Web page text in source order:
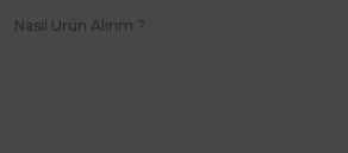
Nasıl Ürün Alırım ?